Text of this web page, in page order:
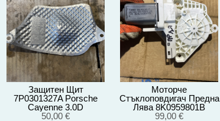
Защитен Щит
7P0301327A Porsche
Cayenne 3.0D
92A/EG22/2012
50,00 €
Моторче
Стъклоповдигач Предна
Лява 8K0959801B
Porsche Cayenne 3.0D
99,00 €